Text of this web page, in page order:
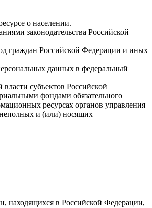
о населении.
законодательства Российской
граждан Российской Федерации и иных
данных в федеральный
субъектов Российской
фондами обязательного
ресурсах органов управления
и (или) носящих
находящихся в Российской Федерации,